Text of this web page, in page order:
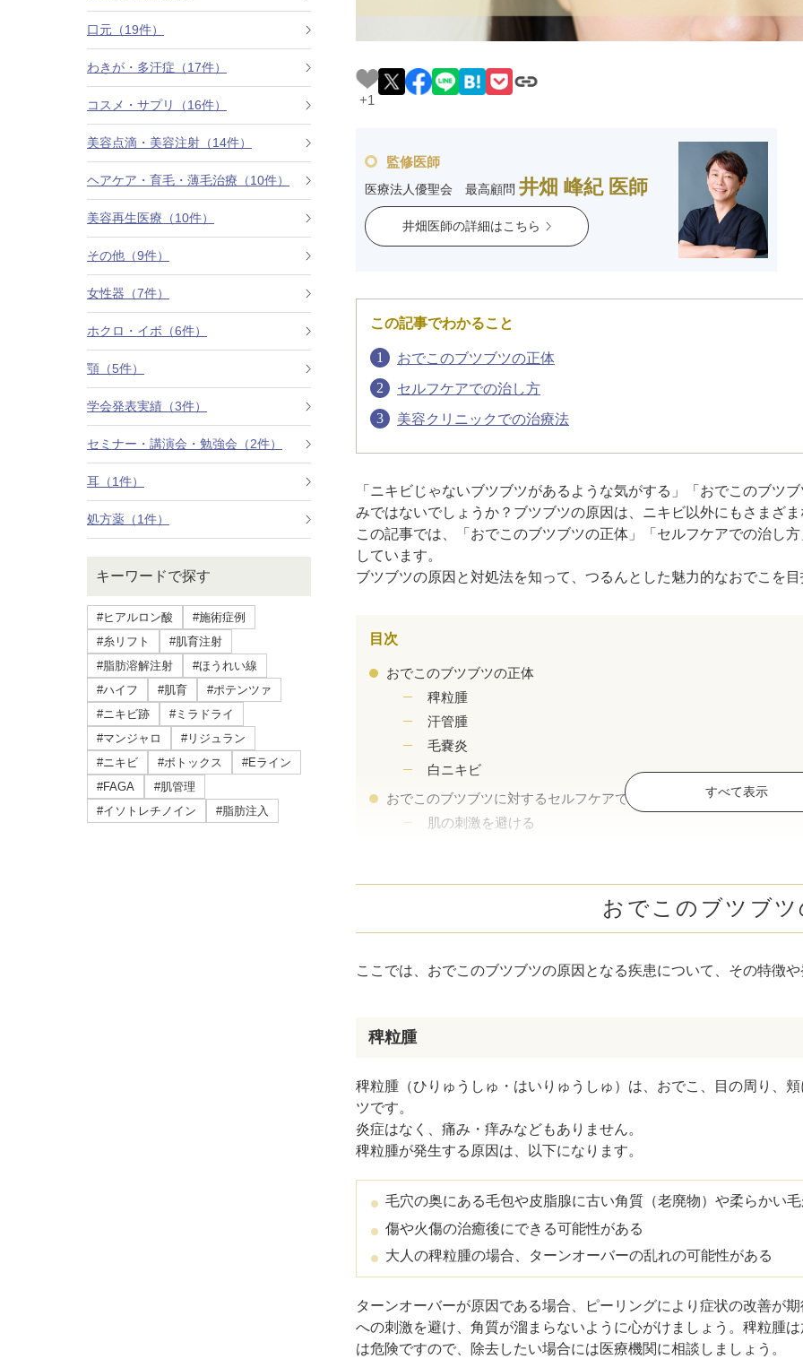
切らない小鼻縮小術 だんご
カベリン（カベルライン・Kabelline） 脂肪吸引注射
こめかみのヒアルロン酸注射
チンセラプラス（Cincelar+） エラボトックス注射
ボトックス注射（ガミースマイル・口角アッ
プ）
Cカールリップ スマイル
人中短縮ボトックス Vシェイ
クレヴィエル注入 プロテーゼ手術（顎） ポテン
ダーマペン4 ベビーコラーゲン
ケアシス 水光注射
ACRS療法（自己血サイトカインリッチ注入
療法）
トXC）
プロファイロ プルリ
ルメッカ レーザートーニング（メドライトC6） IPL光治
シミ取りレーザー（Q-YAGレーザー） 美白内服薬 シナール・トラネキサム酸 トレチ
ハイドラフェイシャル
ミラノリピールボディ ケミカルピーリング
CO2高周波レーザー（Esprit） 電気焼灼器（モノポーラー）
脂肪由来幹細胞点滴
美脚（ふくらはぎ）ボトックス 脂肪溶解注射（メソセラピー） ダイエ
乳輪縮小術 陥没乳
小陰唇縮小術 クリト
若返り（アンチエイジング）点滴
高濃度ビタミンC点滴 アフタ
口元（19件）
わきが・多汗症（17件）
コスメ・サプリ（16件）
美容点滴・美容注射（14件）
ヘアケア・育毛・薄毛治療（10件）
美容再生医療（10件）
その他（9件）
女性器（7件）
ホクロ・イボ（6件）
顎（5件）
学会発表実績（3件）
セミナー・講演会・勉強会（2件）
耳（1件）
処方薬（1件）
キーワードで探す
#ヒアルロン酸
#施術症例
#糸リフト
#肌育注射
#脂肪溶解注射
#ほうれい線
#ハイフ
#肌育
#ポテンツァ
#ニキビ跡
#ミラドライ
#マンジャロ
#リジュラン
#ニキビ
#ボトックス
#Eライン
#FAGA
#肌管理
#イソトレチノイン
#脂肪注入
+1
監修医師
医療法人優聖会 最高顧問 井畑 峰紀 医師
井畑医師の詳細はこちら
この記事でわかること
おでこのブツブツの正体
セルフケアでの治し方
美容クリニックでの治療法
「ニキビじゃないブツブツがあるような気がする」「おでこのブツ
みではないでしょうか？ブツブツの原因は、ニキビ以外にもさまざま
この記事では、「おでこのブツブツの正体」「セルフケアでの治し
しています。
ブツブツの原因と対処法を知って、つるんとした魅力的なおでこを目
目次
おでこのブツブツの正体
稗粒腫
汗管腫
毛嚢炎
白ニキビ
おでこのブツブツに対するセルフケアでの予防や改善方法
肌の刺激を避ける
ケミカルピーリング
まとめ
すべて表示
おでこのブツブツ
ここでは、おでこのブツブツの原因となる疾患について、その特徴や
稗粒腫
稗粒腫（ひりゅうしゅ・はいりゅうしゅ）は、おでこ、目の周り、
ツです。
炎症はなく、痛み・痒みなどもありません。
稗粒腫が発生する原因は、以下になります。
毛穴の奥にある毛包や皮脂腺に古い角質（老廃物）や柔らかい
傷や火傷の治癒後にできる可能性がある
大人の稗粒腫の場合、ターンオーバーの乱れの可能性がある
ターンオーバーが原因である場合、ピーリングにより症状の改善が
への刺激を避け、角質が溜まらないように心がけましょう。稗粒腫
は危険ですので、除去したい場合には医療機関に相談しましょう。